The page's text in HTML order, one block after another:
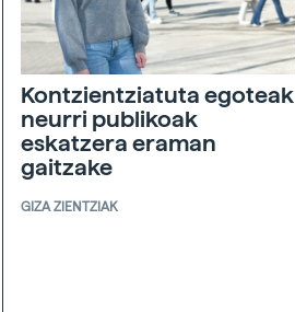
Kontzientziatuta egoteak
neurri publikoak
eskatzera eraman
gaitzake
GIZA ZIENTZIAK